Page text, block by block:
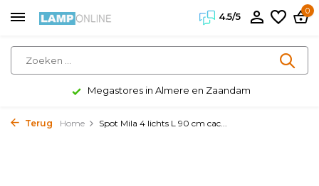
4.5/5
0
in Almere en Zaandam
Terug Home Spot Mila 4 lichts L 90 cm cac...